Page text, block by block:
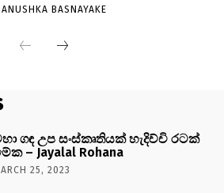
BASNAYAKE
ගඳ උප සංස්කෘතියක් හැදිච්චි රටක්
– Jayalal Rohana
25, 2023